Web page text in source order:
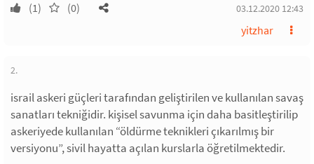
(1) (0) 03.12.2020 12:43
yitzhar
2.
israil askeri güçleri tarafından geliştirilen ve kullanılan savaş
sanatları tekniğidir. kişisel savunma için daha basitleştirilip
askeriyede kullanılan “öldürme teknikleri çıkarılmış bir
versiyonu”, sivil hayatta açılan kurslarla öğretilmektedir.